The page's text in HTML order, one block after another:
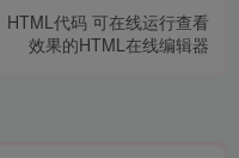
HTML代码 可在线运行查看
效果的HTML在线编辑器